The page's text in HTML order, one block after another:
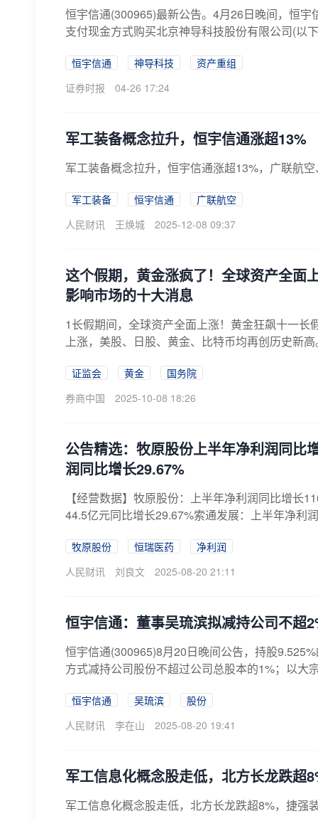
恒宇信通(300965)最新公告。4月26日晚间，恒
支付现金方式购买北京神导科技股份有限公司(以
恒宇信通 神导科技
资产重组
证券时报
04-26 17:24
军工装备概念拉升，恒宇信通涨超13%
军工装备概念拉升，恒宇信通涨超13%，广联航
军工装备 恒宇信通
广联航空
人民财讯
王焕城 2025-12-08 09:37
这个假期，黄金涨疯了！全球资产全面
影响市场的十大消息
1长假期间，全球资产全面上涨！黄金狂飙十一
上涨，美股、日股、黄金、比特币均再创历史新
证监会 黄金
国务院
券商中国
2025-10-08 18:26
公告精选：牧原股份上半年净利润同比
润同比增长29.67%
【经营数据】牧原股份：上半年净利润同比增长
44.5亿元同比增长29.67%索通发展：上半年净利
牧原股份 恒瑞医药
净利润
人民财讯
刘良文 2025-08-20 21:11
恒宇信通：董事吴琉滨拟减持公司不超
恒宇信通(300965)8月20日晚间公告，持股
方式减持公司股份不超过公司总股本的1%；以大
恒宇信通 吴琉滨
股份
人民财讯
李在山 2025-08-20 19:41
军工信息化概念股走低，北方长龙跌超
军工信息化概念股走低，北方长龙跌超8%，捷强